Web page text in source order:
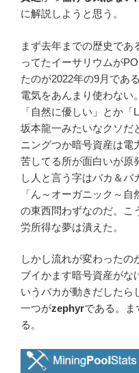
に解説しようと思う。
まず去年までの歴史で
ってたイーサリウムが
たのが2022年の9月であ
電気をあんまり使わない
「自然に優しい」とか
坂本龍一みたいなクソだ
ニングつか暗号資産は電
苦してる所が面白いが原
し人と言う字はバカ＆
「ん～オーガニック～
の東西問わずなのだ。こ
労所得な夢は潰えた。
しかし流れが変わったの
ブイかます暗号資産がな
いうバカが動きだしたら
一つがzephyrである。ま
る。